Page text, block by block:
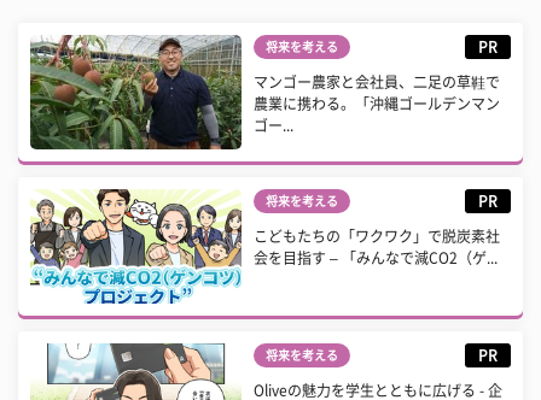
将来を考える PR
マンゴー農家と会社員、二足の草鞋で
農業に携わる。「沖縄ゴールデンマン
ゴー...
将来を考える PR
こどもたちの「ワクワク」で脱炭素社
会を目指す – 「みんなで減CO2（ゲ...
将来を考える PR
Oliveの魅力を学生とともに広げる - 企